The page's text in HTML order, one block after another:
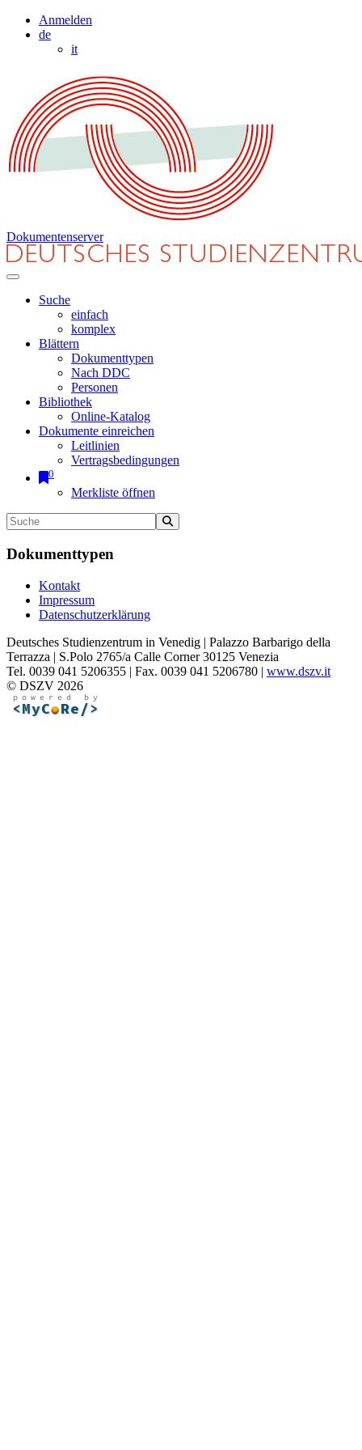
Anmelden
de
it
Dokumentenserver
Suche
einfach
komplex
Blättern
Dokumenttypen
Nach DDC
Personen
Bibliothek
Online-Katalog
Dokumente einreichen
Leitlinien
Vertragsbedingungen
0
Merkliste öffnen
Dokumenttypen
Kontakt
Impressum
Datenschutzerklärung
Deutsches Studienzentrum in Venedig | Palazzo Barbarigo della
Terrazza | S.Polo 2765/a Calle Corner 30125 Venezia
Tel. 0039 041 5206355 | Fax. 0039 041 5206780 | www.dszv.it
© DSZV 2026